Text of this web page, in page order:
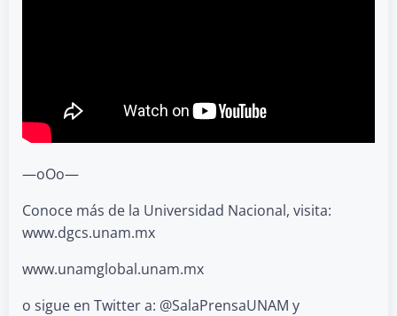
—oOo—
Conoce más de la Universidad Nacional, visita:
www.dgcs.unam.mx
www.unamglobal.unam.mx
o sigue en Twitter a: @SalaPrensaUNAM y